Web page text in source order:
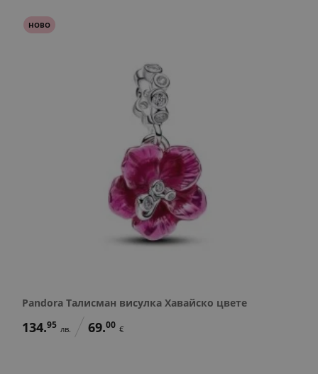
НОВО
Pandora Талисман висулка Хавайско цвете
134.95 лв. 69.00 €